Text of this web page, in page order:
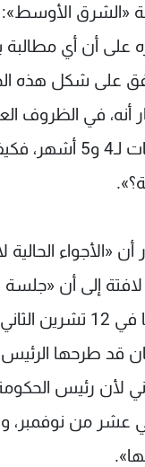
«الشرق
على أن أي
على شكل هذه
أنه، في الظروف
تشكيل الحكومات
«الأجواء
إلى أن «جلسة
المقرر انعقادها في
قد طرحها الرئيس
الثاني لأن رئيس
عشر من